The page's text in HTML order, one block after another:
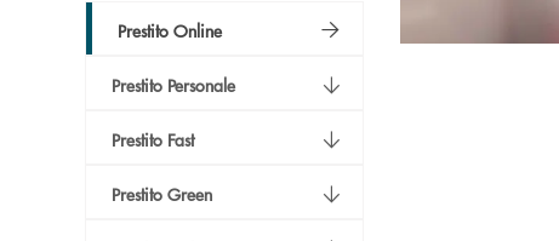
Prestito Online
Prestito Personale
Prestito Fast
Prestito Green